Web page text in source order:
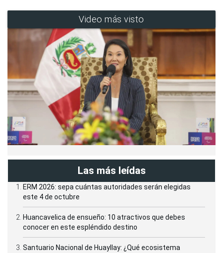
Video más visto
Las más leídas
ERM 2026: sepa cuántas autoridades serán elegidas
este 4 de octubre
Huancavelica de ensueño: 10 atractivos que debes
conocer en este espléndido destino
Santuario Nacional de Huayllay: ¿Qué ecosistema